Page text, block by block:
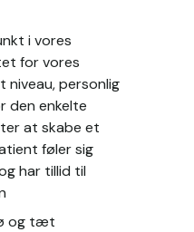
i vores
for vores
niveau, personlig
den enkelte
at skabe et
føler sig
har tillid til
og tæt